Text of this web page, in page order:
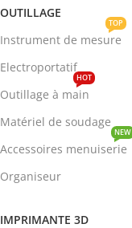
OUTILLAGE
Instrument de mesure
TOP
Electroportatif
Outillage à main
HOT
Matériel de soudage
Accessoires menuiserie
NEW
Organiseur
IMPRIMANTE 3D